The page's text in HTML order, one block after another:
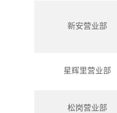
新安营业部
星辉里营业部
松岗营业部